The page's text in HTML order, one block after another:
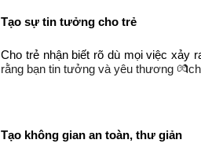
Tạo sự tin tưởng cho trẻ
Cho trẻ nhận biết rõ dù mọi việc xảy
rằng bạn tin tưởng và yêu thương
Tạo không gian an toàn, thư giản